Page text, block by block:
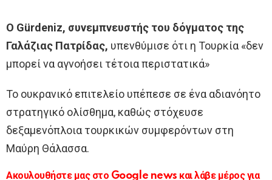
Ο Gürdeniz, συνεμπνευστής του δόγματος της
Γαλάζιας Πατρίδας, υπενθύμισε ότι η Τουρκία «δεν
μπορεί να αγνοήσει τέτοια περιστατικά»
Το ουκρανικό επιτελείο υπέπεσε σε ένα αδιανόητο
στρατηγικό ολίσθημα, καθώς στόχευσε
δεξαμενόπλοια τουρκικών συμφερόντων στη
Μαύρη Θάλασσα.
Ακουλουθήστε μας στο Google news και λάβε μέρος για